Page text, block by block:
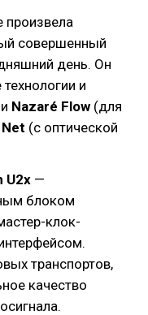
произвела
совершенный
день. Он
и
Nazaré Flow (для
(с оптической
U2x —
блоком
клок-
транспортов,
качество